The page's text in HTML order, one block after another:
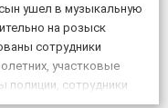
ушел в музыкальную
на розыск
сотрудники
участковые
полиции, сотрудники
розыска.